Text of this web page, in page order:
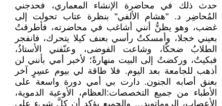
حدث ذلك في محاضرة الإنشاء المعماري، فحدجني
المُحاضِر د. "هشام الألفي" بنظرة عتاب تحولت إلى
غضب، وهو يظنُّ أنني أشاغب في محاضرته، فأطرقتُ
بعيني خجلا، وأمسكتُ رأسي بعنف كيلا يتحرك، فانفجر
الطلابُ ضحكًا، وشاعت الفوضى، وعنّفني الأستاذُ،
فبكيتُ، وركضتُ إلى البيت منهارةً؛ لأخبر أمي بأنني لن
أذهب للجامعة بعد اليوم. فلا طاقة لي بيوم عسِرٍ آخر
بعنق أصابه الجنون. دارت بي أمي دورة واسعة على
الأطباء من جميع التخصصات:العظام، الأوعية الدموية،
الأعصاب، الروماتويد… والجميع يؤكد أن كلَّ شيء على